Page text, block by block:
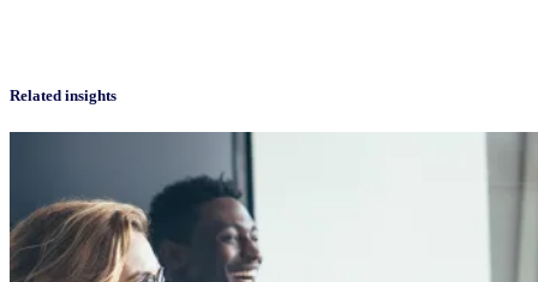
Related insights